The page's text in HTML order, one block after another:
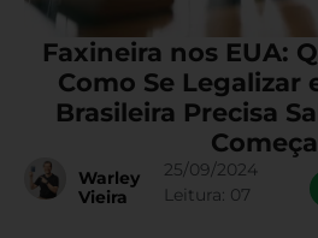
Faxineira nos EUA:
Como Se Legalizar
Brasileira Precisa
Warley
Vieira
25/09/2024
Leitura: 07